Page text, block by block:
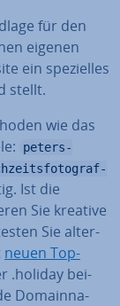
für den
eigenen
ein spe­zi­el­les
stellt.
wie das
peters-
Ist die
Sie kreative
Sie al­ter­
neuen Top-
.holiday bei­
Do­main­na­